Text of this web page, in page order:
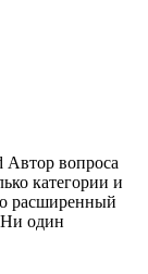
Автор вопроса
категории и
расширенный
Ни один